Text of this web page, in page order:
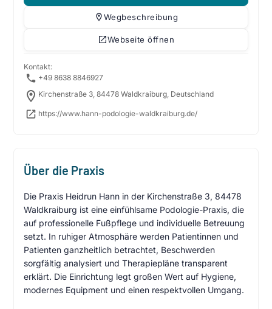
Wegbeschreibung
Webseite öffnen
Kontakt:
+49 8638 8846927
Kirchenstraße 3, 84478 Waldkraiburg, Deutschland
https://www.hann-podologie-waldkraiburg.de/
Über die Praxis
Die Praxis Heidrun Hann in der Kirchenstraße 3, 84478
Waldkraiburg ist eine einfühlsame Podologie-Praxis, die
auf professionelle Fußpflege und individuelle Betreuung
setzt. In ruhiger Atmosphäre werden Patientinnen und
Patienten ganzheitlich betrachtet, Beschwerden
sorgfältig analysiert und Therapiepläne transparent
erklärt. Die Einrichtung legt großen Wert auf Hygiene,
modernes Equipment und einen respektvollen Umgang.